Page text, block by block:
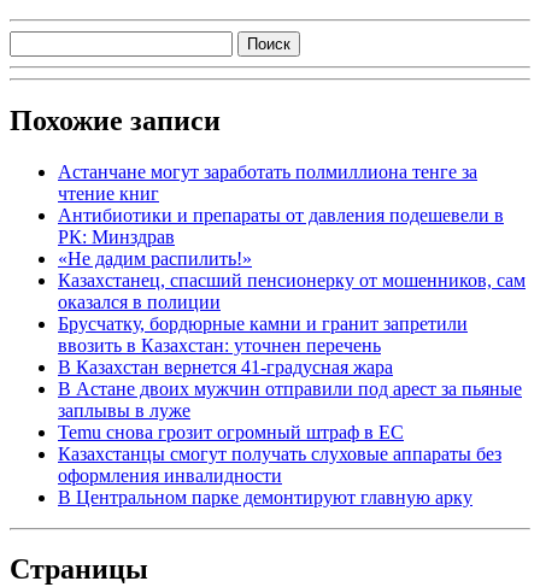
Похожие записи
Астанчане могут заработать полмиллиона тенге за
чтение книг
Антибиотики и препараты от давления подешевели в
РК: Минздрав
«Не дадим распилить!»
Казахстанец, спасший пенсионерку от мошенников, сам
оказался в полиции
Брусчатку, бордюрные камни и гранит запретили
ввозить в Казахстан: уточнен перечень
В Казахстан вернется 41-градусная жара
В Астане двоих мужчин отправили под арест за пьяные
заплывы в луже
Temu снова грозит огромный штраф в ЕС
Казахстанцы смогут получать слуховые аппараты без
оформления инвалидности
В Центральном парке демонтируют главную арку
Страницы